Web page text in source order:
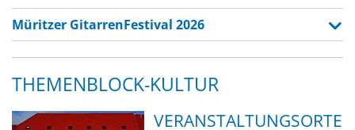
Müritzer GitarrenFestival 2026
THEMENBLOCK-KULTUR
VERANSTALTUNGSORTE